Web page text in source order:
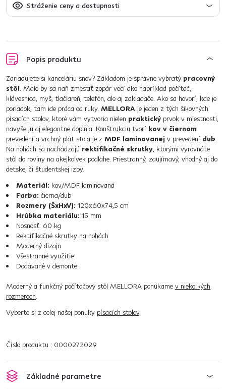
Stráženie ceny a dostupnosti
Popis produktu
Zariaďujete si kanceláriu snov? Základom je správne vybratý pracovný
stôl. Malo by sa naň zmestiť zopár vecí ako napríklad počítač,
klávesnica, myš, tlačiareň, telefón, ale aj zakladače. Ako sa hovorí, kde je
poriadok, tam ide práca od ruky. MELLORA je jeden z tých šikovných
písacích stolov, ktoré vám vytvoria nielen praktický prvok v miestnosti,
navyše ju aj elegantne doplnia. Konštrukciu tvorí kov v čiernom
prevedení a vrchný plát stola je z MDF laminovanej v prevedení dub.
Na nohách sa nachádzajú rektifikačné skrutky, ktorými vyrovnáte
stôl do roviny na akejkoľvek podlahe. Priestranný, zaujímavý, vhodný aj do
detskej či študentskej izby.
Materiál: kov/MDF laminovaná
Farba: čierna/dub
Rozmery (ŠxHxV): 120x60x74,5 cm
Hrúbka materiálu: 15 mm
Nosnosť: 60 kg
Rektifikačné skrutky na nohách
Moderný dizajn
Všestranné využitie
Dodávané v demonte
Moderný a funkčný počítačový stôl MELLORA ponúkame v niekoľkých
rozmeroch.
Vyberte si z celej našej ponuky písacích stolov.
Číslo produktu : 0000272029
Základné parametre